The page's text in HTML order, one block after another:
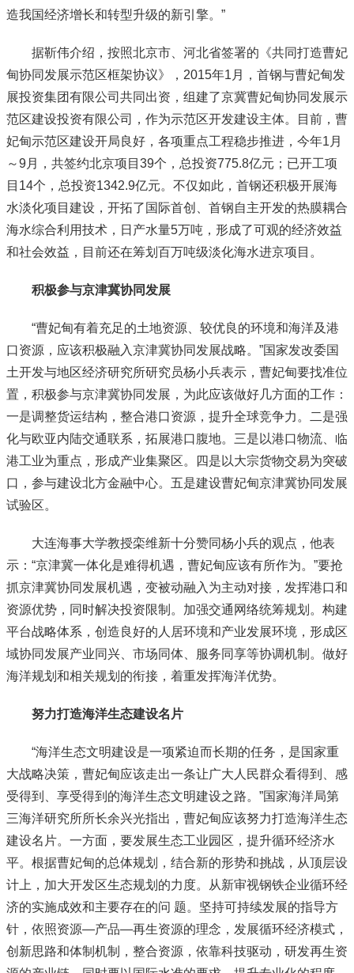
造我国经济增长和转型升级的新引擎。”
据靳伟介绍，按照北京市、河北省签署的《共同打造曹妃
甸协同发展示范区框架协议》，2015年1月，首钢与曹妃甸发
展投资集团有限公司共同出资，组建了京冀曹妃甸协同发展示
范区建设投资有限公司，作为示范区开发建设主体。目前，曹
妃甸示范区建设开局良好，各项重点工程稳步推进，今年1月
～9月，共签约北京项目39个，总投资775.8亿元；已开工项
目14个，总投资1342.9亿元。不仅如此，首钢还积极开展海
水淡化项目建设，开拓了国际首创、首钢自主开发的热膜耦合
海水综合利用技术，日产水量5万吨，形成了可观的经济效益
和社会效益，目前还在筹划百万吨级淡化海水进京项目。
积极参与京津冀协同发展
“曹妃甸有着充足的土地资源、较优良的环境和海洋及港
口资源，应该积极融入京津冀协同发展战略。”国家发改委国
土开发与地区经济研究所研究员杨小兵表示，曹妃甸要找准位
置，积极参与京津冀协同发展，为此应该做好几方面的工作：
一是调整货运结构，整合港口资源，提升全球竞争力。二是强
化与欧亚内陆交通联系，拓展港口腹地。三是以港口物流、临
港工业为重点，形成产业集聚区。四是以大宗货物交易为突破
口，参与建设北方金融中心。五是建设曹妃甸京津冀协同发展
试验区。
大连海事大学教授栾维新十分赞同杨小兵的观点，他表
示：“京津冀一体化是难得机遇，曹妃甸应该有所作为。”要抢
抓京津冀协同发展机遇，变被动融入为主动对接，发挥港口和
资源优势，同时解决投资限制。加强交通网络统筹规划。构建
平台战略体系，创造良好的人居环境和产业发展环境，形成区
域协同发展产业同兴、市场同体、服务同享等协调机制。做好
海洋规划和相关规划的衔接，着重发挥海洋优势。
努力打造海洋生态建设名片
“海洋生态文明建设是一项紧迫而长期的任务，是国家重
大战略决策，曹妃甸应该走出一条让广大人民群众看得到、感
受得到、享受得到的海洋生态文明建设之路。”国家海洋局第
三海洋研究所所长余兴光指出，曹妃甸应该努力打造海洋生态
建设名片。一方面，要发展生态工业园区，提升循环经济水
平。根据曹妃甸的总体规划，结合新的形势和挑战，从顶层设
计上，加大开发区生态规划的力度。从新审视钢铁企业循环经
济的实施成效和主要存在的问 题。坚持可持续发展的指导方
针，依照资源—产品—再生资源的理念，发展循环经济模式，
创新思路和体制机制，整合资源，依靠科技驱动，研发再生资